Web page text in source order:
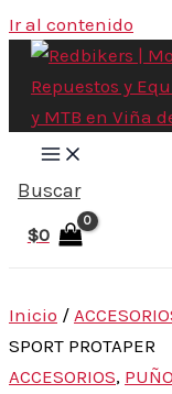
Ir al contenido
Buscar
$0
Inicio /
SPORT PROTAPER
ACCESORIOS,